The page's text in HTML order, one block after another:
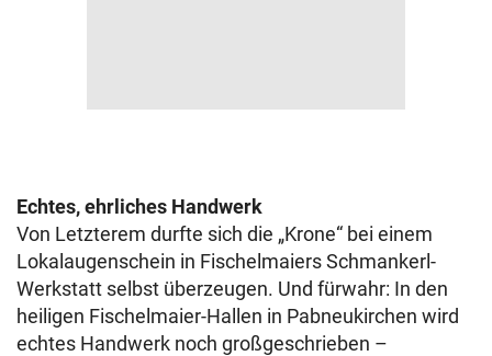
Echtes, ehrliches Handwerk
Von Letzterem durfte sich die „Krone“ bei einem
Lokalaugenschein in Fischelmaiers Schmankerl-
Werkstatt selbst überzeugen. Und fürwahr: In den
heiligen Fischelmaier-Hallen in Pabneukirchen wird
echtes Handwerk noch großgeschrieben –